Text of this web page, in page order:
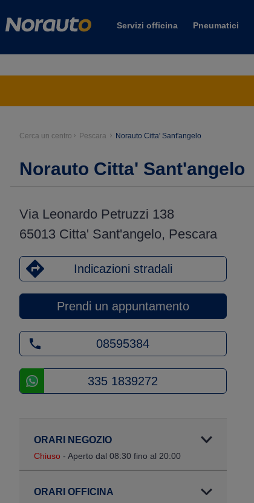
Servizi officina Pneumatici
Cerca un centro Pescara Norauto Citta' Sant'angelo
Norauto Citta' Sant'angelo
Via Leonardo Petruzzi 138
65013 Citta' Sant'angelo, Pescara
Indicazioni stradali
Prendi un appuntamento
08595384
335 1839272
ORARI NEGOZIO
Chiuso - Aperto dal 08:30 fino al 20:00
ORARI OFFICINA